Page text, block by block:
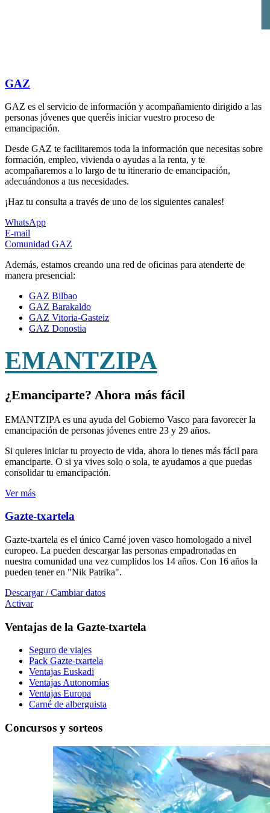
GAZ
GAZ es el servicio de información y acompañamiento dirigido a las
personas jóvenes que queréis iniciar vuestro proceso de
emancipación.
Desde GAZ te facilitaremos toda la información que necesitas sobre
formación, empleo, vivienda o ayudas a la renta, y te
acompañaremos a lo largo de tu itinerario de emancipación,
adecuándonos a tus necesidades.
¡Haz tu consulta a través de uno de los siguientes canales!
WhatsApp
E-mail
Comunidad GAZ
Además, estamos creando una red de oficinas para atenderte de
manera presencial:
GAZ Bilbao
GAZ Barakaldo
GAZ Vitoria-Gasteiz
GAZ Donostia
EMANTZIPA
¿Emanciparte? Ahora más fácil
EMANTZIPA es una ayuda del Gobierno Vasco para favorecer la
emancipación de personas jóvenes entre 23 y 29 años.
Si quieres iniciar tu proyecto de vida, ahora lo tienes más fácil para
emanciparte. O si ya vives solo o sola, te ayudamos a que puedas
consolidar tu emancipación.
Ver más
Gazte-txartela
Gazte-txartela es el único Carné joven vasco homologado a nivel
europeo. La pueden descargar las personas empadronadas en
nuestra comunidad una vez cumplidos los 14 años. Con 16 años la
pueden tener en "Nik Patrika".
Descargar / Cambiar datos
Activar
Ventajas de la Gazte-txartela
Seguro de viajes
Pack Gazte-txartela
Ventajas Euskadi
Ventajas Autonomías
Ventajas Europa
Carné de alberguista
Concursos y sorteos